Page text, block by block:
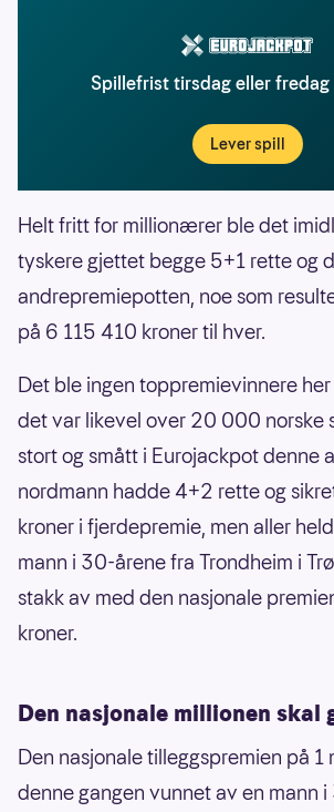
Spillefrist tirsdag eller
Lever spill
Helt fritt for millionærer ble det
tyskere gjettet begge 5+1 rette og
andrepremiepotten, noe som
på 6 115 410 kroner til hver.
Det ble ingen toppremievinnere
det var likevel over 20 000 norske
stort og smått i Eurojackpot denne
nordmann hadde 4+2 rette og
kroner i fjerdepremie, men aller
mann i 30-årene fra Trondheim i
stakk av med den nasjonale
kroner.
Den nasjonale millionen
Den nasjonale tilleggspremien på 1
denne gangen vunnet av en mann